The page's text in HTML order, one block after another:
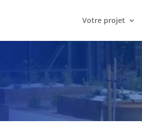
Votre projet